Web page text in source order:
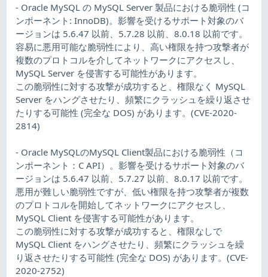
- Oracle MySQL の MySQL Server 製品における脆弱性 (コ
ンポーネント: InnoDB)。影響を受けるサポート対象のバ
ージョンは 5.6.47 以前、5.7.28 以前、8.0.18 以前です。
容易に悪用可能な脆弱性により、高い権限を持つ攻撃者が
複数のプロトコルを介してネットワークにアクセスし、
MySQL Server を侵害する可能性があります。
この脆弱性に対する攻撃が成功すると、権限なく MySQL
Server をハングさせたり、頻繁にクラッシュを繰り返させ
たりする可能性 (完全な DOS) があります。(CVE-2020-
2814)
- Oracle MySQLのMySQL Client製品における脆弱性（コ
ンポーネント：C API）。影響を受けるサポート対象のバ
ージョンは 5.6.47 以前、5.7.27 以前、8.0.17 以前です。
悪用が難しい脆弱性ですが、低い権限を持つ攻撃者が複数
のプロトコルを開始してネットワークにアクセスし、
MySQL Client を侵害する可能性があります。
この脆弱性に対する攻撃が成功すると、権限なしで
MySQL Client をハングさせたり、頻繁にクラッシュを繰
り返させたりする可能性 (完全な DOS) があります。(CVE-
2020-2752)